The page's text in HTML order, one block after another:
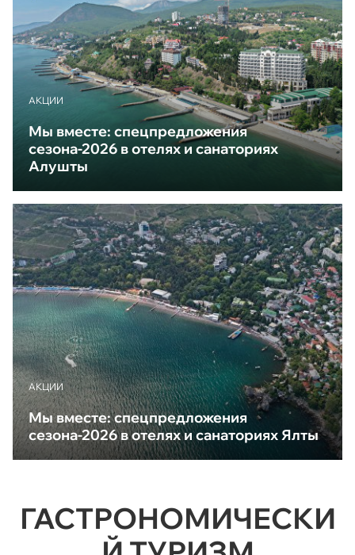
АКЦИИ
Мы вместе: спецпредложения
сезона-2026 в отелях и санаториях
Алушты
АКЦИИ
Мы вместе: спецпредложения
сезона-2026 в отелях и санаториях Ялты
ГАСТРОНОМИЧЕСКИ